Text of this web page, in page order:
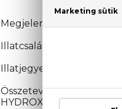
Megjelenési év: 1973
Illatcsalád: Aromás-
Illatjegyek: levendula,
Összetevők: ALCOHOL